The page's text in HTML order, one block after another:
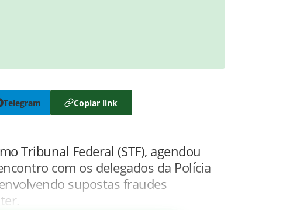
Telegram Copiar link
Tribunal Federal (STF), agendou
com os delegados da Polícia
supostas fraudes